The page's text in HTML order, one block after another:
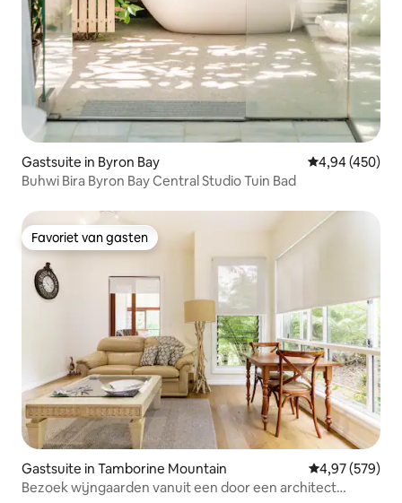
Gastsuite in Byron Bay Gemiddelde
4,94 (450)
Buhwi Bira Byron Bay Central Studio Tuin Bad
Favoriet van gasten
Favoriet van gasten
Gastsuite in Tamborine Mountain Gemiddelde
4,97 (579)
Bezoek wijngaarden vanuit een door een architect